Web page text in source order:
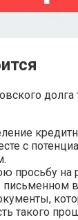
долга
с
просьбу на
письменном
такого